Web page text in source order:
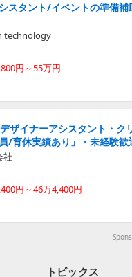
スタント/イベントの準備
technology
円～55万円
ザイナーアシスタント・ク
/育休実績あり」・未経験歓
社
円～46万4,400円
トピックス